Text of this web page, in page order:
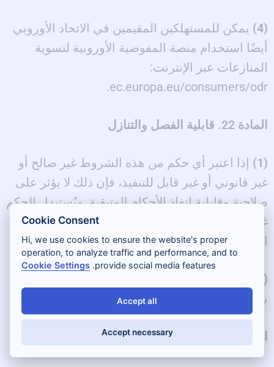
(4)
يمكن للمستهلكين المقيمين في الاتحاد الأوروبي
أيضًا استخدام منصة المفوضية الأوروبية لتسوية
المنازعات عبر الإنترنت:
ec.europa.eu/consumers/odr.
المادة 22. قابلية الفصل والتنازل
(1)
إذا اعتبر أي حكم من هذه الشروط غير صالح أو
غير قانوني أو غير قابل للتنفيذ، فإن ذلك لا يؤثر على
صلاحية وقابلية إنفاذ الأحكام المتبقية. ويُستبدل الحكم
غير الصالح بحكم صالح يعكس أقرب ما يكون النية
الأصلية للأطراف.
(2)
بموجب هذه الشروط تنازلاً عن ذلك الحق.
Cookie Consent
Hi, we use cookies to ensure the website's proper
operation, to analyze traffic and performance, and to
provide social media features.
Cookie Settings
Accept all
Accept necessary